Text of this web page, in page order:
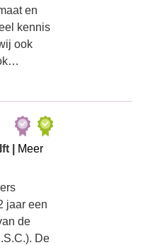
en
kennis
ook
|
Meer
jaar een
de
De